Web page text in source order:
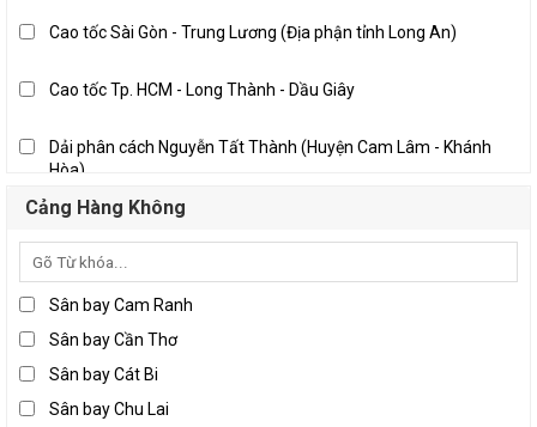
Đồng Nai
Long An
Tiền Giang
Vĩnh Long
Cao tốc Sài Gòn - Trung Lương (Địa phận tỉnh Long An)
Cao tốc Tp. HCM - Long Thành - Dầu Giây
Dải phân cách Nguyễn Tất Thành (Huyện Cam Lâm - Khánh
Hòa)
Pháp Vân - Cầu Giẽ
Quốc lộ 10 địa phận Hải Phòng
Quốc lộ 10, Nam Định - Thái Bình
Quốc lộ 1A, Đà Nẵng - Tam Kỳ (Địa phận tỉnh Quảng Nam)
Cảng Hàng Không
Sân bay Cam Ranh
Sân bay Cần Thơ
Sân bay Cát Bi
Sân bay Chu Lai